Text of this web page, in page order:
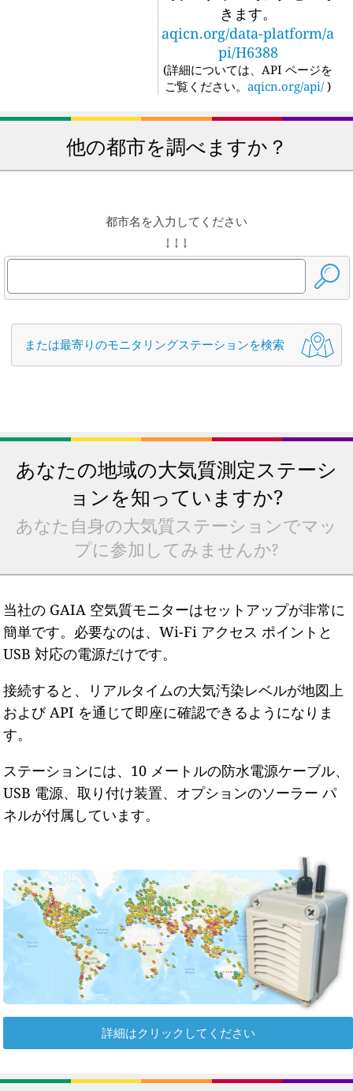
きます。
aqicn.org/data-platform/a
pi/H6388
(詳細については、API ページを
ご覧ください。 aqicn.org/api/ )
他の都市を調べますか？
都市名を入力してください
↓ ↓ ↓
または最寄りのモニタリングステーションを検索
あなたの地域の大気質測定ステーシ
ョンを知っていますか?
あなた自身の大気質ステーションでマッ
プに参加してみませんか?
当社の GAIA 空気質モニターはセットアップが非常に
簡単です。必要なのは、Wi-Fi アクセス ポイントと
USB 対応の電源だけです。
接続すると、リアルタイムの大気汚染レベルが地図上
および API を通じて即座に確認できるようになりま
す。
ステーションには、10 メートルの防水電源ケーブル、
USB 電源、取り付け装置、オプションのソーラー パ
ネルが付属しています。
詳細はクリックしてください